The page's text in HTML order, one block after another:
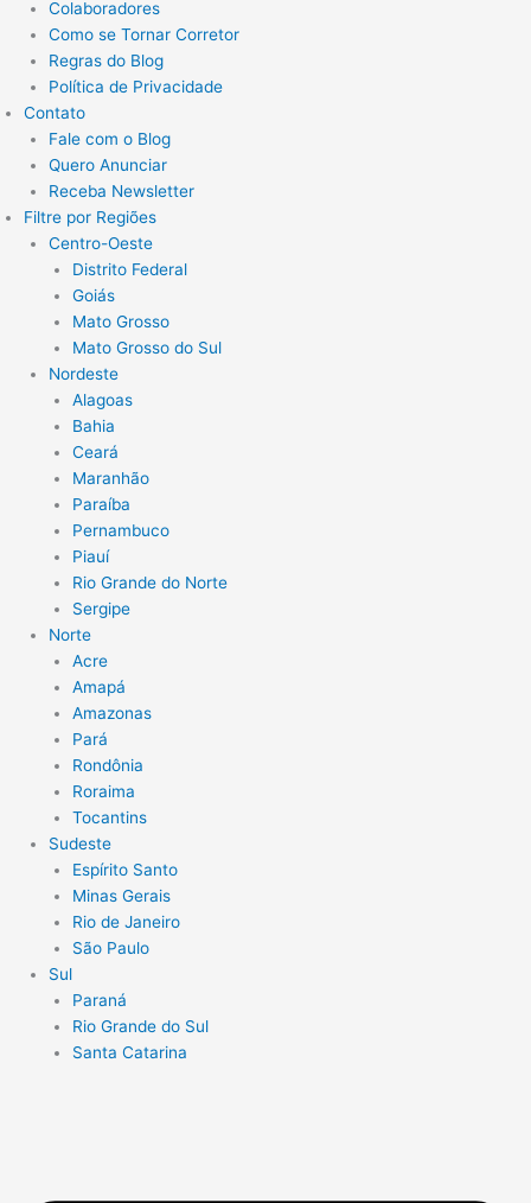
Colaboradores
Como se Tornar Corretor
Regras do Blog
Política de Privacidade
Contato
Fale com o Blog
Quero Anunciar
Receba Newsletter
Filtre por Regiões
Centro-Oeste
Distrito Federal
Goiás
Mato Grosso
Mato Grosso do Sul
Nordeste
Alagoas
Bahia
Ceará
Maranhão
Paraíba
Pernambuco
Piauí
Rio Grande do Norte
Sergipe
Norte
Acre
Amapá
Amazonas
Pará
Rondônia
Roraima
Tocantins
Sudeste
Espírito Santo
Minas Gerais
Rio de Janeiro
São Paulo
Sul
Paraná
Rio Grande do Sul
Santa Catarina